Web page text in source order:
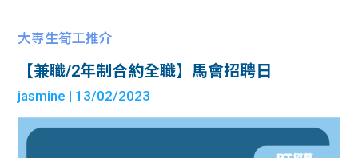
大專生筍工推介
【兼職/2年制合約全職】馬會招聘日
jasmine | 13/02/2023